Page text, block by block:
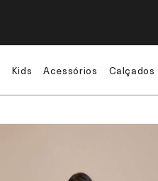
Kids Acessórios Calçados